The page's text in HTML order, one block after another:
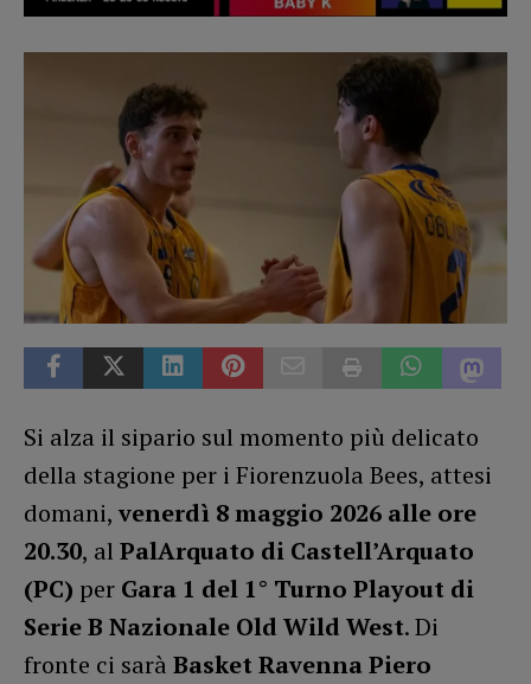
Si alza il sipario sul momento più delicato
della stagione per i Fiorenzuola Bees, attesi
domani, venerdì 8 maggio 2026 alle ore
20.30, al PalArquato di Castell’Arquato
(PC) per Gara 1 del 1° Turno Playout di
Serie B Nazionale Old Wild West. Di
fronte ci sarà Basket Ravenna Piero